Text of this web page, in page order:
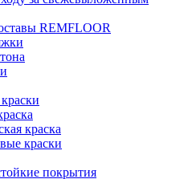
REMFLOOR
краска
краски
покрытия